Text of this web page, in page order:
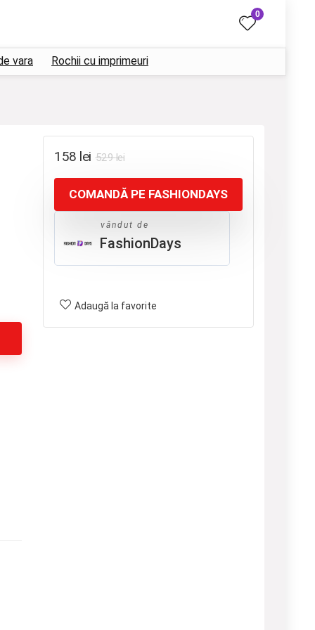
0
vara Rochii cu imprimeuri
529leiPrețul
inițial
a
fost:
529 lei.
158 lei
Prețul
curent
este:
158 lei.
COMANDĂ PE FASHIONDAYS
vândut de
FashionDays
Adaugă la favorite